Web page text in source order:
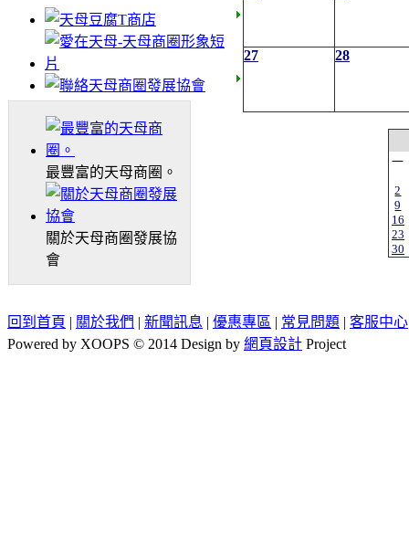
最豐富的天母商圈。
關於天母商圈發展協
會
27 28
一
2
9
16
23
30
回到首頁 | 關於我們 | 新聞訊息 | 優惠專區 | 常見問題 | 客服中心
Powered by XOOPS © 2014 Design by 網頁設計 Project